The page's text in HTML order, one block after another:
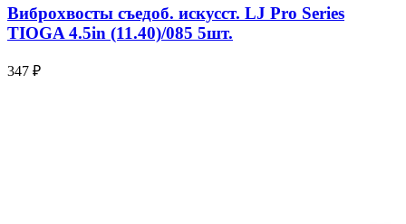
Виброхвосты съедоб. искусст. LJ Pro Series
TIOGA 4.5in (11.40)/085 5шт.
347 ₽